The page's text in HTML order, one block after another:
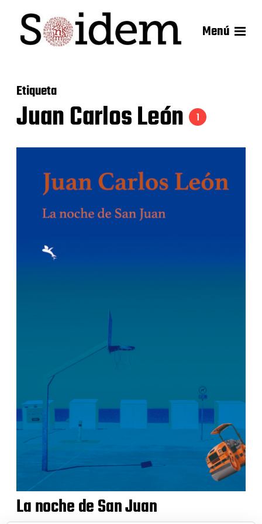
Menú
Etiqueta
Juan Carlos León 1
La noche de San Juan